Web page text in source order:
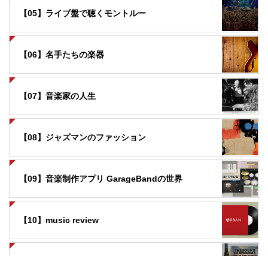
【05】ライブ盤で聴くモントルー
【06】名手たちの楽器
【07】音楽家の人生
【08】ジャズマンのファッション
【09】音楽制作アプリ GarageBandの世界
【10】music review